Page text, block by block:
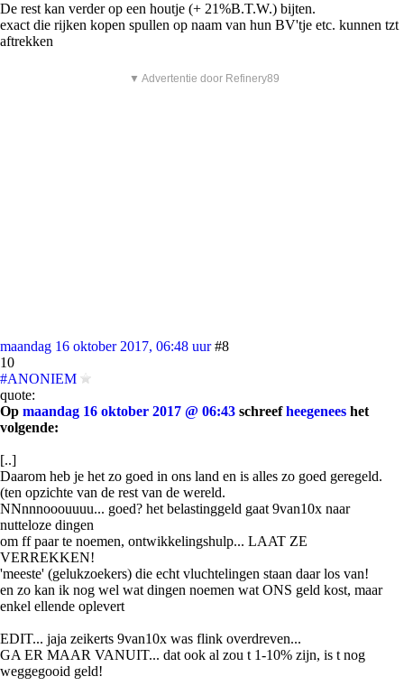
De rest kan verder op een houtje (+ 21%B.T.W.) bijten.
exact die rijken kopen spullen op naam van hun BV'tje etc. kunnen tzt
aftrekken
▼ Advertentie door Refinery89
maandag 16 oktober 2017, 06:48 uur #8
10
#ANONIEM
quote:
Op maandag 16 oktober 2017 @ 06:43 schreefheegenees het
volgende:
[..]
Daarom heb je het zo goed in ons land en is alles zo goed geregeld.
(ten opzichte van de rest van de wereld.
NNnnnooouuuu... goed? het belastinggeld gaat 9van10x naar
nutteloze dingen
om ff paar te noemen, ontwikkelingshulp... LAAT ZE
VERREKKEN!
'meeste' (gelukzoekers) die echt vluchtelingen staan daar los van!
en zo kan ik nog wel wat dingen noemen wat ONS geld kost, maar
enkel ellende oplevert
EDIT... jaja zeikerts 9van10x was flink overdreven...
GA ER MAAR VANUIT... dat ook al zou t 1-10% zijn, is t nog
weggegooid geld!